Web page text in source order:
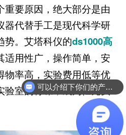
重要原因，绝大部分是由
器代替手工是现代科学研
势。艾塔科仪的ds1000高
适用性广，操作简单，安
物率高，实验费用低等优
验室的青睐，成为亿元实
可以介绍下你们的产品么